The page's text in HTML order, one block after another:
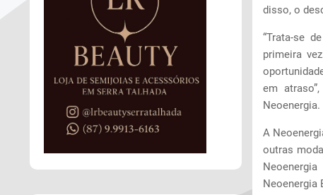
disso, o
“Trata-se
primeira
em
Neoenergia.
A
outras
Neoenergia